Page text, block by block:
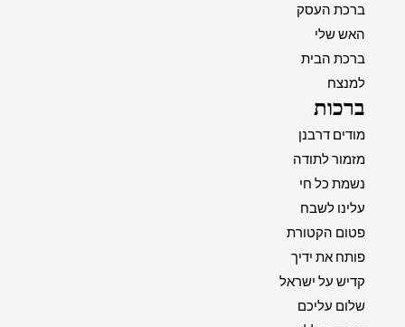
ברכת העסק
האש שלי
ברכת הבית
למנצח
ברכות
מודים דרבנן
מזמור לתודה
נשמת כל חי
עלינו לשבח
פטום הקטורת
פותח את ידיך
קדיש על ישראל
שלום עליכם